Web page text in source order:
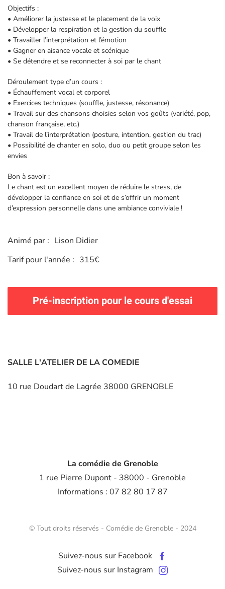
Objectifs :
• Améliorer la justesse et le placement de la voix
• Développer la respiration et la gestion du souffle
• Travailler l’interprétation et l’émotion
• Gagner en aisance vocale et scénique
• Se détendre et se reconnecter à soi par le chant
Déroulement type d’un cours :
• Échauffement vocal et corporel
• Exercices techniques (souffle, justesse, résonance)
• Travail sur des chansons choisies selon vos goûts (variété, pop,
chanson française, etc.)
• Travail de l’interprétation (posture, intention, gestion du trac)
• Possibilité de chanter en solo, duo ou petit groupe selon les
envies
Bon à savoir :
Le chant est un excellent moyen de réduire le stress, de
développer la confiance en soi et de s’offrir un moment
d’expression personnelle dans une ambiance conviviale !
Animé par : Lison Didier
Tarif pour l'année : 315€
Pré-inscription pour le cours d'essai
SALLE L'ATELIER DE LA COMEDIE
10 rue Doudart de Lagrée 38000 GRENOBLE
La comédie de Grenoble
1 rue Pierre Dupont - 38000 - Grenoble
Informations : 07 82 80 17 87
© Tout droits réservés - Comédie de Grenoble - 2024
Suivez-nous sur Facebook
Suivez-nous sur Instagram